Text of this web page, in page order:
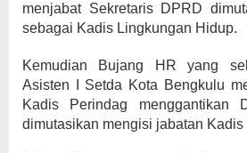
menjabat Sekretaris DPRD
sebagai Kadis Lingkungan Hidup.
Kemudian Bujang HR yang
Asisten I Setda Kota Bengkulu
Kadis Perindag menggantikan
dimutasikan mengisi jabatan